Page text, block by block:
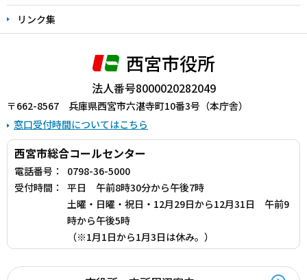
リンク集
西宮市役所
法人番号8000020282049
〒662-8567 兵庫県西宮市六湛寺町10番3号（本庁舎）
窓口受付時間についてはこちら
西宮市総合コールセンター
電話番号：
0798-36-5000
受付時間：
平日 午前8時30分から午後7時
土曜・日曜・祝日・12月29日から12月31日 午前9
時から午後5時
（※1月1日から1月3日は休み。）